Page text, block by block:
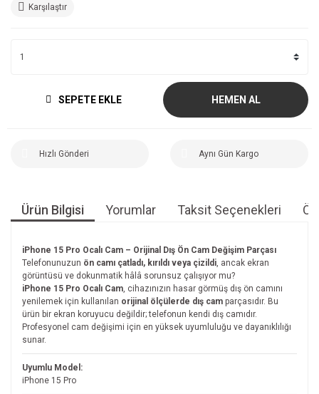
Karşılaştır
SEPETE EKLE HEMEN AL
Hızlı Gönderi Aynı Gün Kargo
Ürün Bilgisi Yorumlar Taksit Seçenekleri
iPhone 15 Pro Ocalı Cam – Orijinal Dış Ön Cam Değişim Parçası
Telefonunuzun ön camı çatladı, kırıldı veya çizildi, ancak ekran
görüntüsü ve dokunmatik hâlâ sorunsuz çalışıyor mu?
iPhone 15 Pro Ocalı Cam, cihazınızın hasar görmüş dış ön camını
yenilemek için kullanılan orijinal ölçülerde dış cam parçasıdır. Bu
ürün bir ekran koruyucu değildir; telefonun kendi dış camıdır.
Profesyonel cam değişimi için en yüksek uyumluluğu ve dayanıklılığı
sunar.
Uyumlu Model:
iPhone 15 Pro